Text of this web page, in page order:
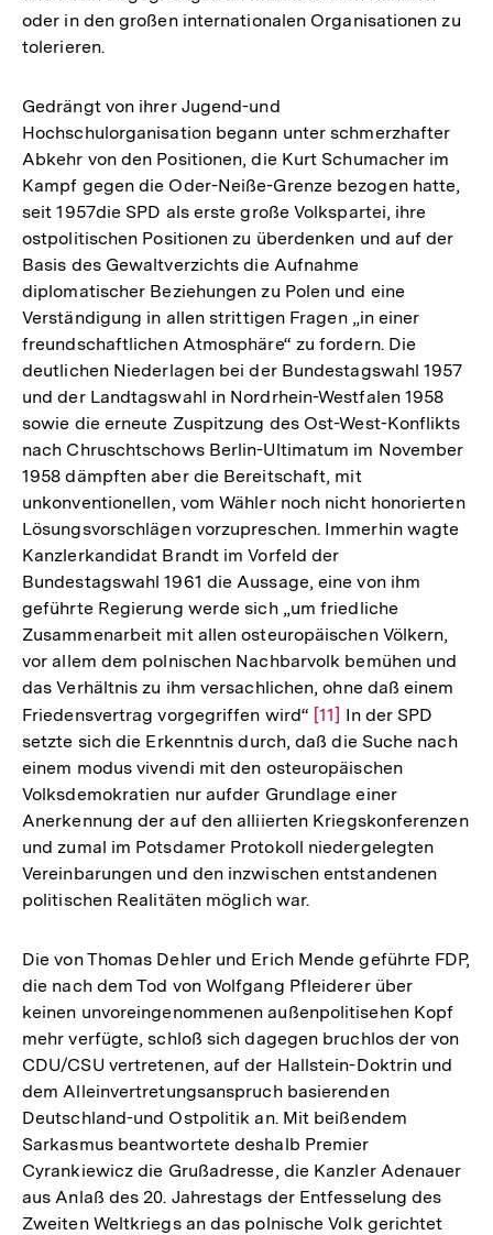
oder in den großen internationalen Organisationen zu
tolerieren.
Gedrängt von ihrer Jugend-und
Hochschulorganisation begann unter schmerzhafter
Abkehr von den Positionen, die Kurt Schumacher im
Kampf gegen die Oder-Neiße-Grenze bezogen hatte,
seit 1957die SPD als erste große Volkspartei, ihre
ostpolitischen Positionen zu überdenken und auf der
Basis des Gewaltverzichts die Aufnahme
diplomatischer Beziehungen zu Polen und eine
Verständigung in allen strittigen Fragen „in einer
freundschaftlichen Atmosphäre“ zu fordern. Die
deutlichen Niederlagen bei der Bundestagswahl 1957
und der Landtagswahl in Nordrhein-Westfalen 1958
sowie die erneute Zuspitzung des Ost-West-Konflikts
nach Chruschtschows Berlin-Ultimatum im November
1958 dämpften aber die Bereitschaft, mit
unkonventionellen, vom Wähler noch nicht honorierten
Lösungsvorschlägen vorzupreschen. Immerhin wagte
Kanzlerkandidat Brandt im Vorfeld der
Bundestagswahl 1961 die Aussage, eine von ihm
geführte Regierung werde sich „um friedliche
Zusammenarbeit mit allen osteuropäischen Völkern,
vor allem dem polnischen Nachbarvolk bemühen und
das Verhältnis zu ihm versachlichen, ohne daß einem
Friedensvertrag vorgegriffen wird“ Zur
Auflösung
der
Fußnote
[11] In der SPD
setzte sich die Erkenntnis durch, daß die Suche nach
einem modus vivendi mit den osteuropäischen
Volksdemokratien nur aufder Grundlage einer
Anerkennung der auf den alliierten Kriegskonferenzen
und zumal im Potsdamer Protokoll niedergelegten
Vereinbarungen und den inzwischen entstandenen
politischen Realitäten möglich war.
Die von Thomas Dehler und Erich Mende geführte FDP,
die nach dem Tod von Wolfgang Pfleiderer über
keinen unvoreingenommenen außenpolitisehen Kopf
mehr verfügte, schloß sich dagegen bruchlos der von
CDU/CSU vertretenen, auf der Hallstein-Doktrin und
dem Alleinvertretungsanspruch basierenden
Deutschland-und Ostpolitik an. Mit beißendem
Sarkasmus beantwortete deshalb Premier
Cyrankiewicz die Grußadresse, die Kanzler Adenauer
aus Anlaß des 20. Jahrestags der Entfesselung des
Zweiten Weltkriegs an das polnische Volk gerichtet